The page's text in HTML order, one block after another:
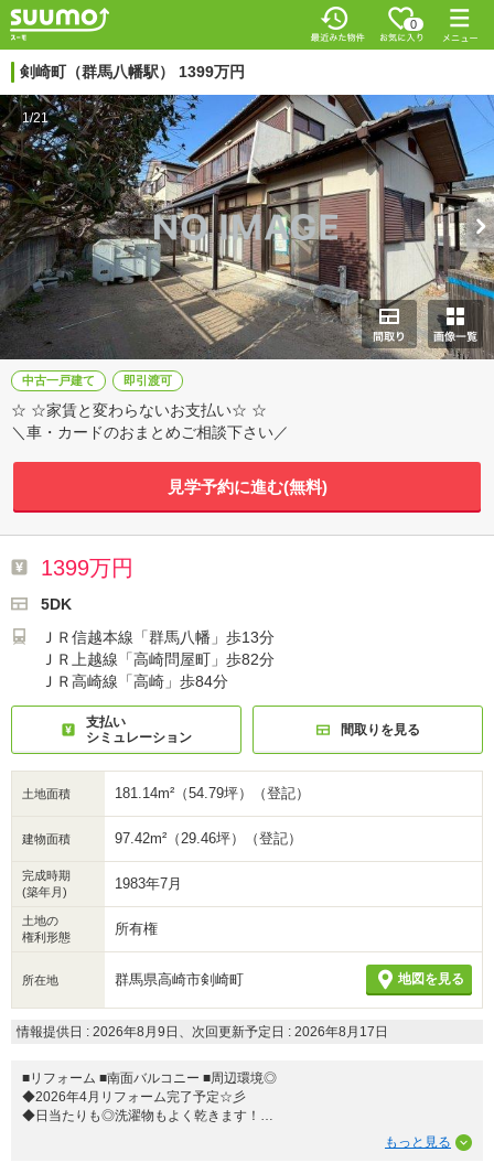
0
剣崎町（群馬八幡駅） 1399万円
1/21
中古一戸建て 即引渡可
☆ ☆家賃と変わらないお支払い☆ ☆
＼車・カードのおまとめご相談下さい／
見学予約に進む(無料)
1399万円
5DK
ＪＲ信越本線「群馬八幡」歩13分
ＪＲ上越線「高崎問屋町」歩82分
ＪＲ高崎線「高崎」歩84分
支払い
シミュレーション
間取りを見る
土地面積 181.14m²（54.79坪）（登記）
建物面積 97.42m²（29.46坪）（登記）
完成時期
(築年月)
1983年7月
土地の
権利形態
所有権
所在地 群馬県高崎市剣崎町 地図を見る
情報提供日 : 2026年8月9日、次回更新予定日 : 2026年8月17日
■リフォーム ■南面バルコニー ■周辺環境◎
◆2026年4月リフォーム完了予定☆彡
◆日当たりも◎洗濯物もよく乾きます！